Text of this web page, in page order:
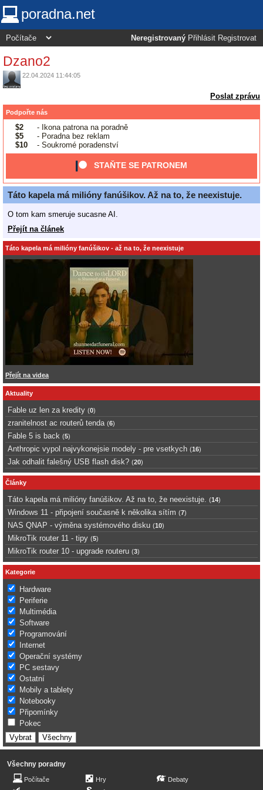
poradna.net
Neregistrovaný Přihlásit Registrovat
Dzano2
22.04.2024 11:44:05
Poslat zprávu
Podpořte nás
$2
- Ikona patrona na poradně
$5
- Poradna bez reklam
$10
- Soukromé poradenství
STAŇTE SE PATRONEM
Táto kapela má milióny fanúšikov. Až na to, že neexistuje.
O tom kam smeruje sucasne AI.
Přejít na článek
Táto kapela má milióny fanúšikov - až na to, že neexistuje
Přejít na videa
Aktuality
Fable uz len za kredity (0)
zranitelnost ac routerů tenda (6)
Fable 5 is back (5)
Anthropic vypol najvykonejsie modely - pre vsetkych (16)
Jak odhalit falešný USB flash disk? (20)
Články
Táto kapela má milióny fanúšikov. Až na to, že neexistuje. (14)
Windows 11 - připojení současně k několika sítím (7)
NAS QNAP - výměna systémového disku (10)
MikroTik router 11 - tipy (5)
MikroTik router 10 - upgrade routeru (3)
Kategorie
Hardware
Periferie
Multimédia
Software
Programování
Internet
Operační systémy
PC sestavy
Ostatní
Mobily a tablety
Notebooky
Připomínky
Pokec
Všechny poradny
Počítače
Hry
Debaty